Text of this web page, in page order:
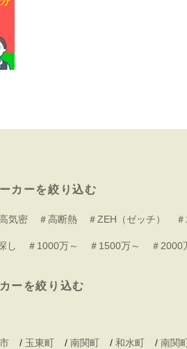
カーを絞り込む
気密 ＃高断熱 ＃ZEH（ゼッチ）
し ＃1000万～ ＃1500万～ ＃2000
ーを絞り込む
/ 玉東町 / 南関町 / 和水町 / 南関